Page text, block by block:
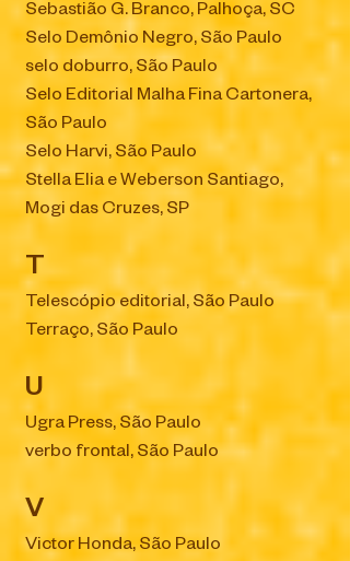
Sebastião G. Branco, Palhoça, SC
Selo Demônio Negro, São Paulo
selo doburro, São Paulo
Selo Editorial Malha Fina Cartonera,
São Paulo
Selo Harvi, São Paulo
Stella Elia e Weberson Santiago,
Mogi das Cruzes, SP
T
Telescópio editorial, São Paulo
Terraço, São Paulo
U
Ugra Press, São Paulo
verbo frontal, São Paulo
V
Victor Honda, São Paulo